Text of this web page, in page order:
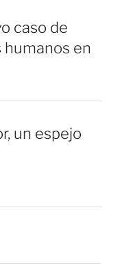
caso de
en
un espejo